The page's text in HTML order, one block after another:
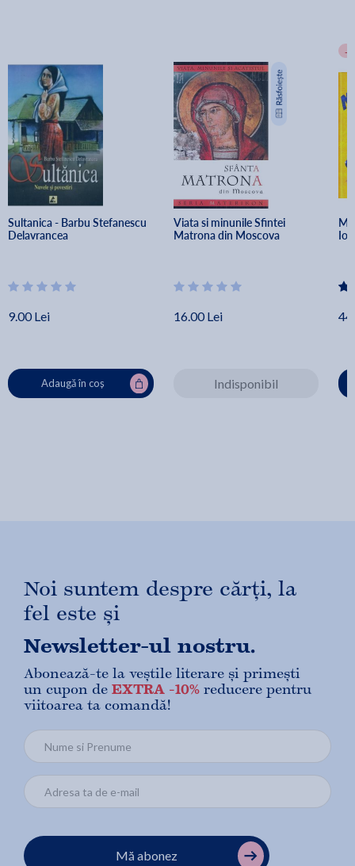
Sultanica - Barbu Stefanescu
Delavrancea
9.00 Lei
Adaugă în coș
Viata si minunile Sfintei
Matrona din Moscova
16.00 Lei
Indisponibil
-
Noi suntem despre cărți, la
fel este și
Newsletter-ul nostru.
Abonează-te la veștile literare și primești
un cupon de EXTRA -10% reducere pentru
viitoarea ta comandă!
Mă abonez